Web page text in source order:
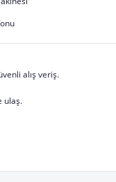
alış veriş.
ulaş.